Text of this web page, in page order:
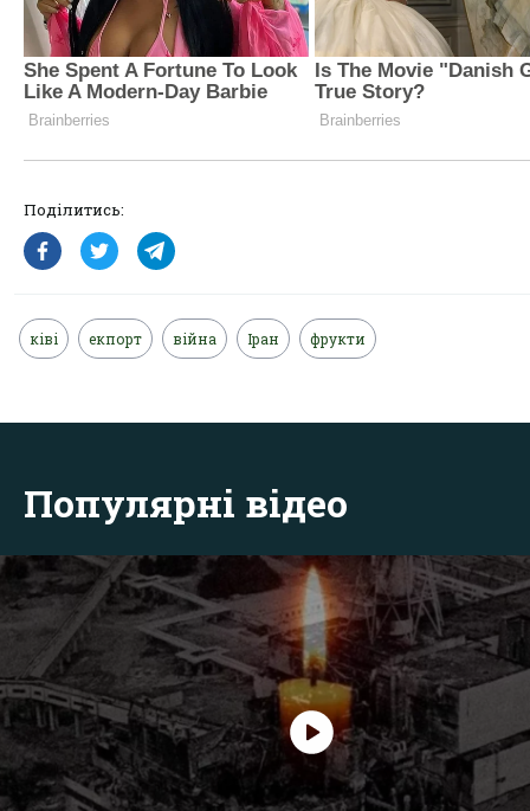
Поділитись:
ківі екпорт війна Іран фрукти
Популярні відео